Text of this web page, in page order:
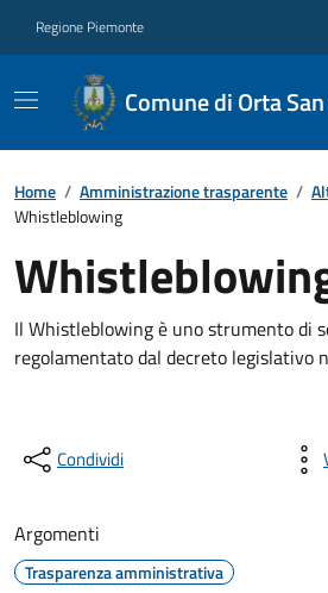
Regione Piemonte
Comune di Orta
Home / Amministrazione trasparente /
Whistleblowing
Il Whistleblowing è uno strumento di
regolamentato dal decreto legislativo
Condividi
Argomenti
Trasparenza amministrativa